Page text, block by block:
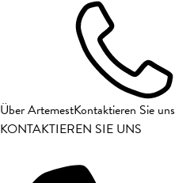
Über ArtemestKontaktieren Sie uns
KONTAKTIEREN SIE UNS